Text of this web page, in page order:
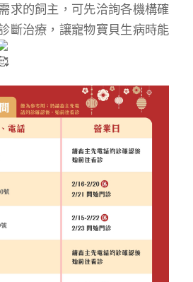
求的飼主，可先洽詢各機構確
斷治療，讓寵物寶貝生病時能